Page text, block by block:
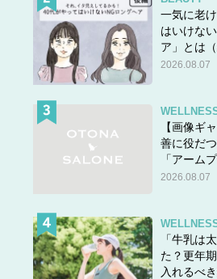
一気に老
はいけな
ア」とは（
2026.08.07
【画像ギ
善に役だ
「アーム
2026.08.07
「牛乳は
た？更年
入れるべ